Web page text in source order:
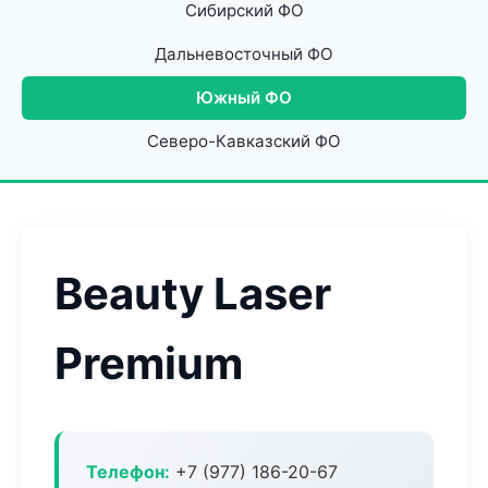
Сибирский ФО
Дальневосточный ФО
Южный ФО
Северо-Кавказский ФО
Beauty Laser
Premium
Телефон: +7 (977) 186-20-67